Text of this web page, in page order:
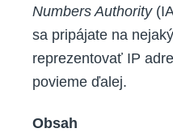
Numbers Authority
sa pripájate na
reprezentovať IP
povieme ďalej.
Obsah